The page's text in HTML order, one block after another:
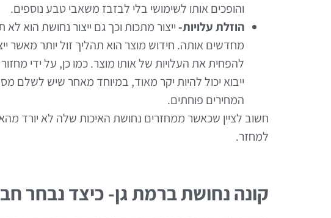
והופכים אותו לשימושי בלי לבזבז משאבי טבע נוספים.
הוזלת עלויות-ייצור מתכות וכך גם ייצור נחושת הוא
מחדשים אותה. חידוש מוצר הוא תהליך זול יותר מאשר
להפחית את העלויות של אותו מוצר. כמו כן, על ידי
ייבוא יכול להיות יקר מאוד, במיוחד מאחר שיש לשלם
המחירים פוחתים.
חשוב לציין שכאשר ממחזרים נחושת האיכות שלה לא יורד
למחזר.
קונה נחושת ברמת גן- כיצד נבחר